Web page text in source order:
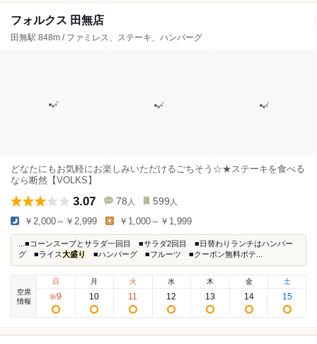
フォルクス 田無店
田無駅 848m / ファミレス、ステーキ、ハンバーグ
どなたにもお気軽にお楽しみいただけるごちそう☆★ステーキを食べる
なら断然【VOLKS】
3.07 78 人 599 人
￥2,000～￥2,999 ￥1,000～￥1,999
...■コーンスープとサラダ一回目 ■サラダ2回目 ■日替わりランチはハンバー
グ ■ライス大盛り ■ハンバーグ ■フルーツ ■クーポン無料ポテ...
空席
情報
日
8/9
月
10
火
11
水
12
木
13
金
14
土
15